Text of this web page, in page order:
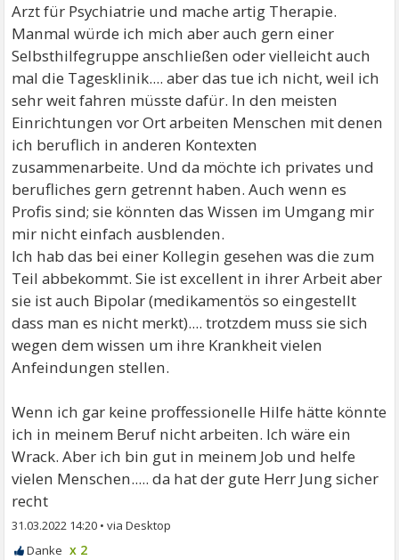
Arzt für Psychiatrie und mache artig Therapie.
Manmal würde ich mich aber auch gern einer
Selbsthilfegruppe anschließen oder vielleicht auch
mal die Tagesklinik.... aber das tue ich nicht, weil ich
sehr weit fahren müsste dafür. In den meisten
Einrichtungen vor Ort arbeiten Menschen mit denen
ich beruflich in anderen Kontexten
zusammenarbeite. Und da möchte ich privates und
berufliches gern getrennt haben. Auch wenn es
Profis sind; sie könnten das Wissen im Umgang mir
mir nicht einfach ausblenden.
Ich hab das bei einer Kollegin gesehen was die zum
Teil abbekommt. Sie ist excellent in ihrer Arbeit aber
sie ist auch Bipolar (medikamentös so eingestellt
dass man es nicht merkt).... trotzdem muss sie sich
wegen dem wissen um ihre Krankheit vielen
Anfeindungen stellen.
Wenn ich gar keine proffessionelle Hilfe hätte könnte
ich in meinem Beruf nicht arbeiten. Ich wäre ein
Wrack. Aber ich bin gut in meinem Job und helfe
vielen Menschen..... da hat der gute Herr Jung sicher
recht
31.03.2022 14:20 •
x 2